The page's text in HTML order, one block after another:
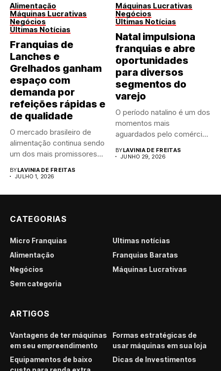
Alimentação
Máquinas Lucrativas
Negócios
Últimas Notícias
Franquias de
Lanches e
Grelhados ganham
espaço com
demanda por
refeições rápidas e
de qualidade
O mercado brasileiro de
alimentação continua sendo
um dos mais promissores
BYLAVINIA DE FREITAS
JULHO 1, 2026
Máquinas Lucrativas
Negócios
Últimas Notícias
Natal impulsiona
franquias e abre
oportunidades
para diversos
segmentos do
varejo
O período natalino é um dos
momentos mais
aguardados pelo comércio
BYLAVINIA DE FREITAS
JUNHO 29, 2026
CATEGORIAS
Micro Franquias
Últimas notícias
Alimentação
Franquias Baratas
Negócios
Máquinas Lucrativas
Sem categoria
ARTIGOS
Vantagens de ter máquinas
em seu empreendimento
Formas estratégicas de
usar máquinas em sua loja
Equipamentos de baixo
Dicas de Investimentos